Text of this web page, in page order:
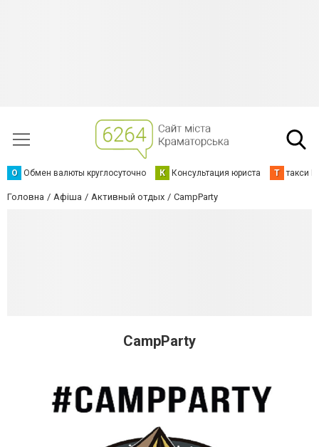
О Обмен валюты круглосуточно К Консультация юриста Т такси
Головна Афіша Активный отдых CampParty
CampParty